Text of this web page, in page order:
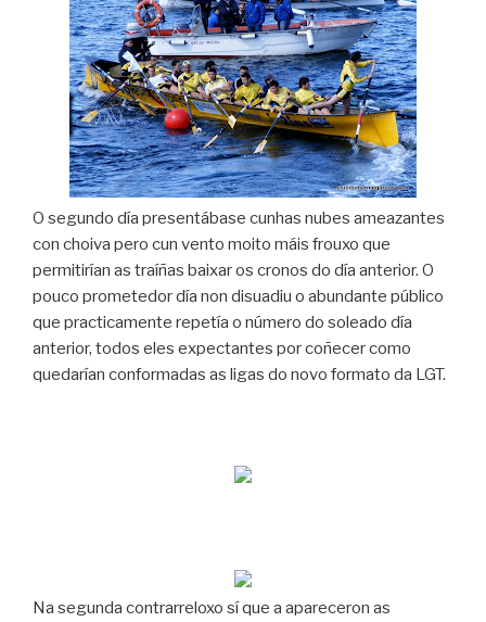
O segundo día presentábase cunhas nubes ameazantes
con choiva pero cun vento moito máis frouxo que
permitirían as traíñas baixar os cronos do día anterior. O
pouco prometedor día non disuadiu o abundante público
que practicamente repetía o número do soleado día
anterior, todos eles expectantes por coñecer como
quedarían conformadas as ligas do novo formato da LGT.
Na segunda contrarreloxo sí que a apareceron as